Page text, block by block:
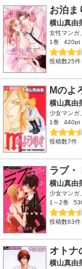
お泊ま
横山真由
女性マンガ
1巻
420pt
投稿数25件
Mのよ
横山真由
少女マンガ
1巻
440pt
投稿数7件
ラブ・
横山真由
少女マンガ
1～2巻
投稿数63件
オトナ
横山真由